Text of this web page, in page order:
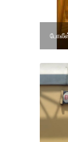
போலீஸ்